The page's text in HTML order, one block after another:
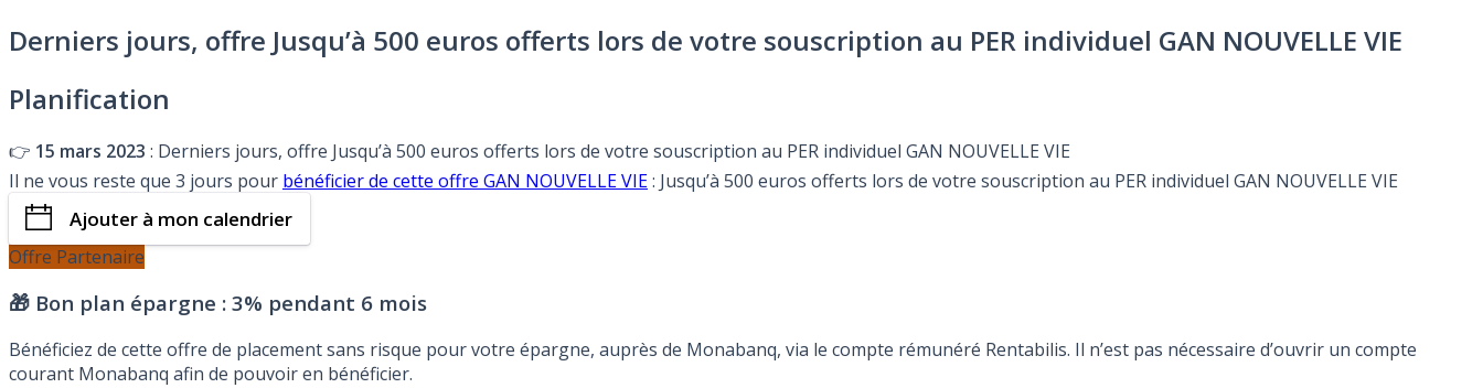
Derniers jours, offre Jusqu’à 500 euros offerts lors de votre souscription au PER individuel GAN NOUVELLE VIE
Planification
👉 15 mars 2023 : Derniers jours, offre Jusqu’à 500 euros offerts lors de votre souscription au PER individuel GAN NOUVELLE VIE
Il ne vous reste que 3 jours pour bénéficier de cette offre GAN NOUVELLE VIE: Jusqu’à 500 euros offerts lors de votre souscription au PER individuel GAN NOUVELLE VIE
Ajouter à mon calendrier
Offre Partenaire
🎁 Bon plan épargne : 3% pendant 6 mois
Bénéficiez de cette offre de placement sans risque pour votre épargne, auprès de Monabanq, via le compte rémunéré Rentabilis. Il n’est pas nécessaire d’ouvrir un compte
courant Monabanq afin de pouvoir en bénéficier.